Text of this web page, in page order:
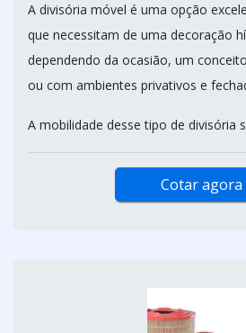
A divisória móvel é uma opção
que necessitam de uma decoração
dependendo da ocasião, um
ou com ambientes privativos e
A mobilidade desse tipo de divisória
Cotar agora